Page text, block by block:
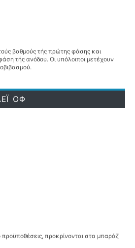
βαθμούς τής πρώτης φάσης και
τής ανόδου. Οι υπόλοιποι μετέχουν
ΟΦ
προκρίνονται στα μπαράζ